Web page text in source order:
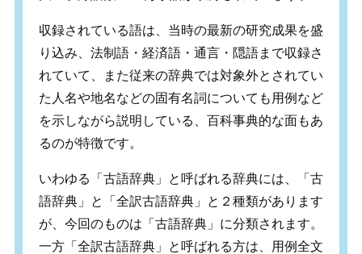
収録されている語は、当時の最新の研究成果を盛
り込み、法制語・経済語・通言・隠語まで収録さ
れていて、また従来の辞典では対象外とされてい
た人名や地名などの固有名詞についても用例など
を示しながら説明している、百科事典的な面もあ
るのが特徴です。
いわゆる「古語辞典」と呼ばれる辞典には、「古
語辞典」と「全訳古語辞典」と２種類があります
が、今回のものは「古語辞典」に分類されます。
一方「全訳古語辞典」と呼ばれる方は、用例全文